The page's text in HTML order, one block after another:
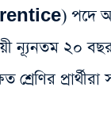
পদে
ন্যূনতম ২০
শ্রেণির